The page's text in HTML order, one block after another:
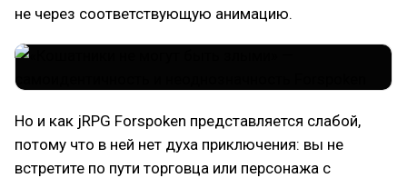
не через соответствующую анимацию.
Но и как jRPG Forspoken представляется слабой,
потому что в ней нет духа приключения: вы не
встретите по пути торговца или персонажа с